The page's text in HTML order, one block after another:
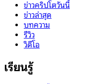
ข่าวคริปโตวันนี้
ข่าวล่าสุด
บทความ
รีวิว
วิดีโอ
เรียนรู้